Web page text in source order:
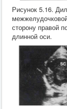
Рисунок 5.16.
сторону правой
длинной оси.